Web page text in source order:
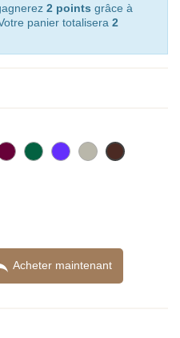
2 points grâce à
panier totalisera 2
Acheter maintenant